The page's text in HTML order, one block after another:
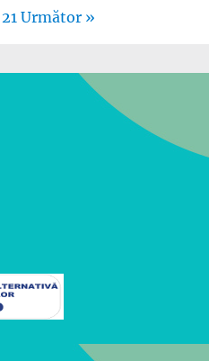
21 Următor »